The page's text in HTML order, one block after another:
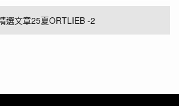
選文章25夏ORTLIEB -2